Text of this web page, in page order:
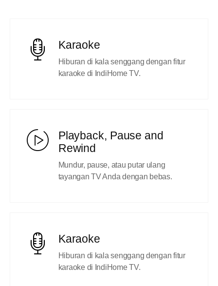
Karaoke
Hiburan di kala senggang dengan fitur
karaoke di IndiHome TV.
Playback, Pause and
Rewind
Mundur, pause, atau putar ulang
tayangan TV Anda dengan bebas.
Karaoke
Hiburan di kala senggang dengan fitur
karaoke di IndiHome TV.